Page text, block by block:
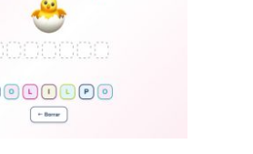
Qué palabra es